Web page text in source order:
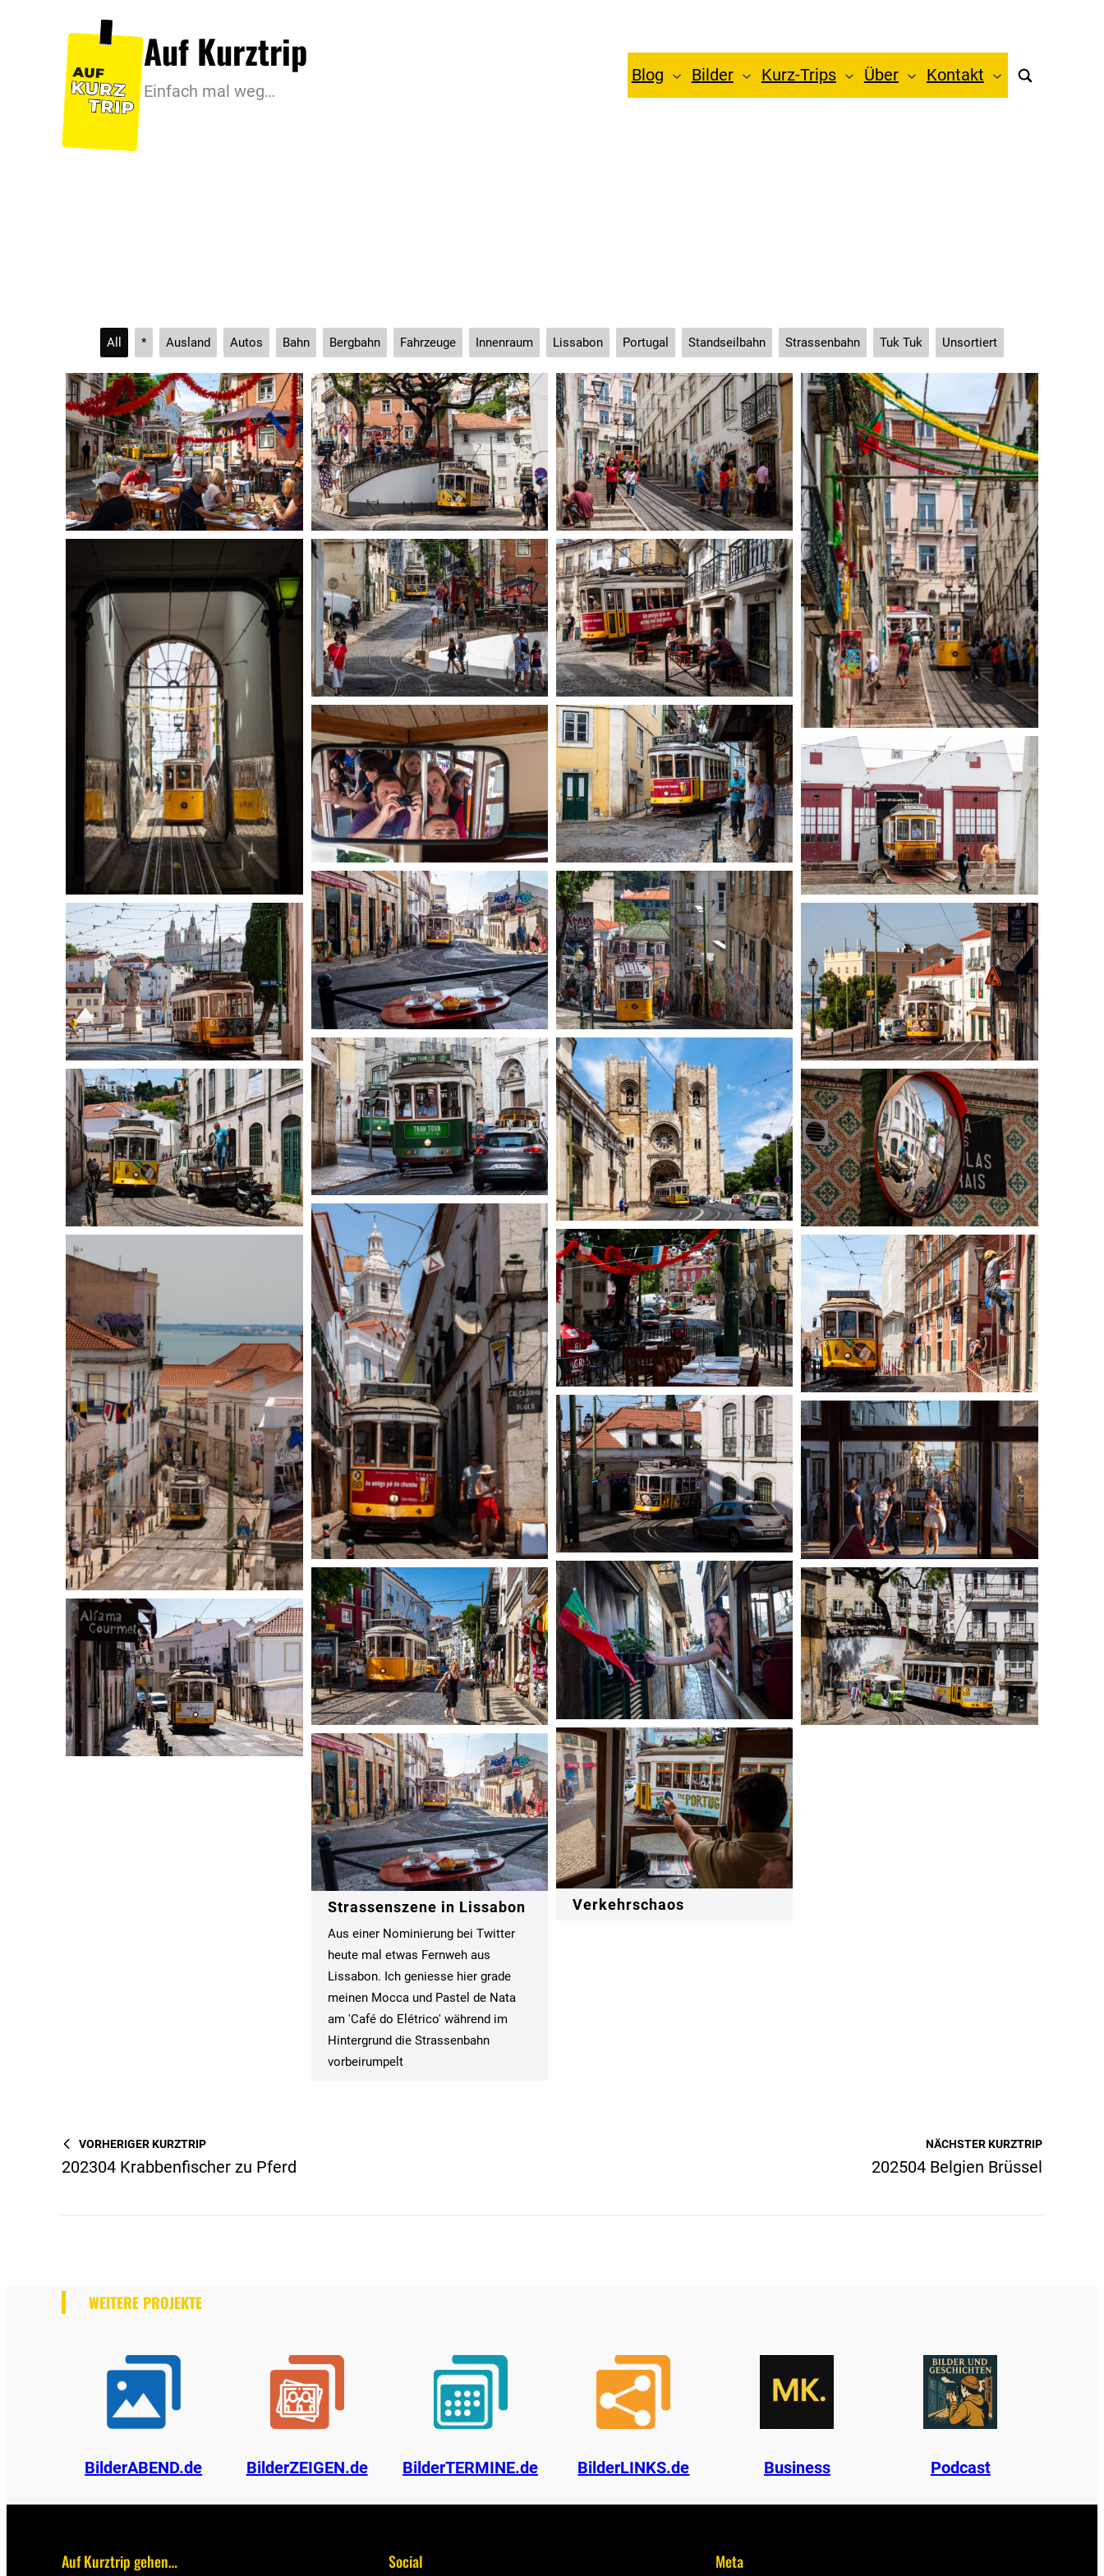
springen
Auf Kurztrip
Einfach mal weg…
Blog Bilder Kurz-Trips Über Kontakt
All * Ausland Autos Bahn Bergbahn Fahrzeuge Innenraum Lissabon Portugal Standseilbahn Strassenbahn Tuk Tuk Unsortiert
Strassenszene in Lissabon
Aus einer Nominierung bei Twitter
heute mal etwas Fernweh aus
Lissabon. Ich geniesse hier grade
meinen Mocca und Pastel de Nata
am 'Café do Elétrico' während im
Hintergrund die Strassenbahn
vorbeirumpelt
Verkehrschaos
VORHERIGER KURZTRIP
202304 Krabbenfischer zu Pferd
NÄCHSTER KURZTRIP
202504 Belgien Brüssel
WEITERE PROJEKTE
BilderABEND.de BilderZEIGEN.de BilderTERMINE.de BilderLINKS.de Business Podcast
Auf Kurztrip gehen… Social Meta